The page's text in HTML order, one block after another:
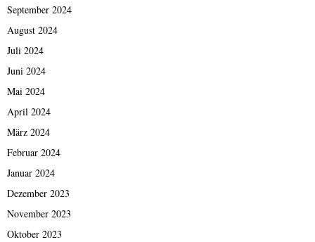
September 2024
August 2024
Juli 2024
Juni 2024
Mai 2024
April 2024
März 2024
Februar 2024
Januar 2024
Dezember 2023
November 2023
Oktober 2023